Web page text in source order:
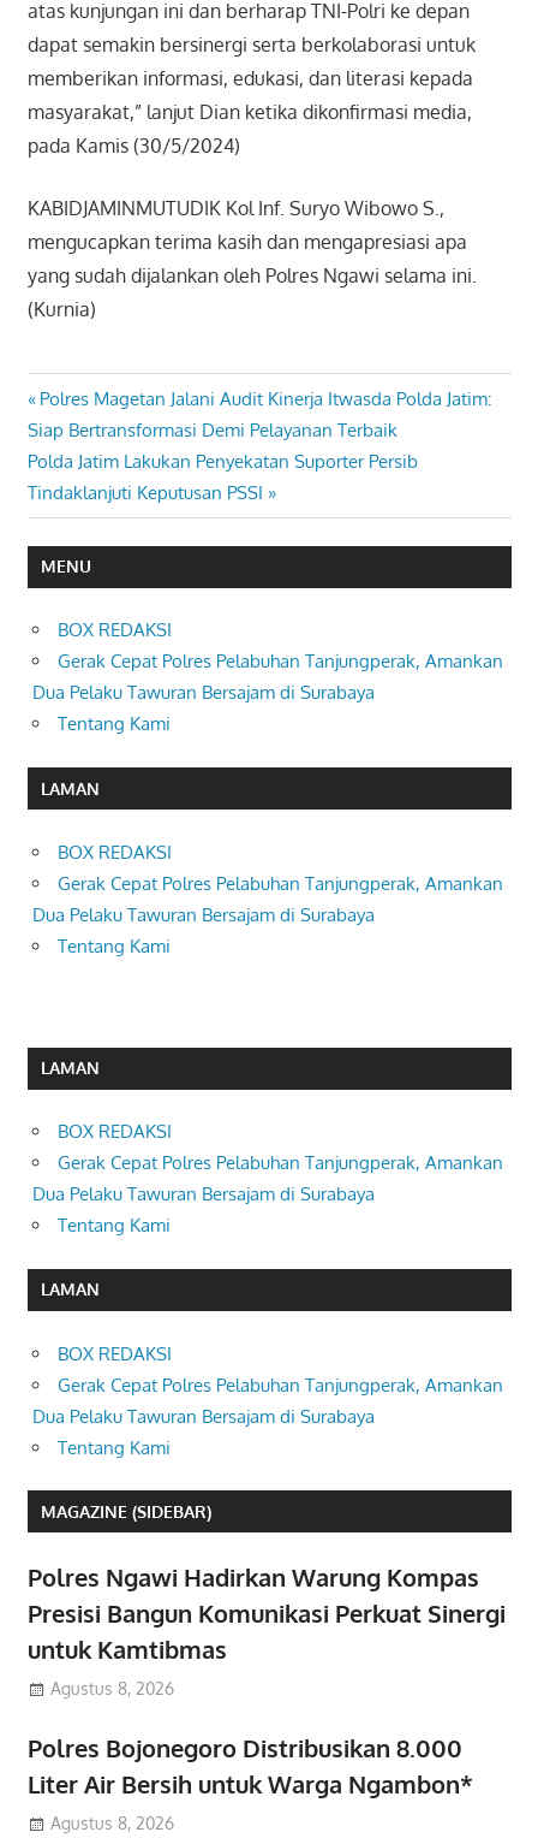
atas kunjungan ini dan berharap TNI-Polri ke depan
dapat semakin bersinergi serta berkolaborasi untuk
memberikan informasi, edukasi, dan literasi kepada
masyarakat,” lanjut Dian ketika dikonfirmasi media,
pada Kamis (30/5/2024)
KABIDJAMINMUTUDIK Kol Inf. Suryo Wibowo S.,
mengucapkan terima kasih dan mengapresiasi apa
yang sudah dijalankan oleh Polres Ngawi selama ini.
(Kurnia)
Navigasi
pos
Previous
Post:
Polres Magetan Jalani Audit Kinerja Itwasda Polda Jatim:
Siap Bertransformasi Demi Pelayanan Terbaik
Next
Post:
Polda Jatim Lakukan Penyekatan Suporter Persib
Tindaklanjuti Keputusan PSSI
MENU
BOX REDAKSI
Gerak Cepat Polres Pelabuhan Tanjungperak, Amankan
Dua Pelaku Tawuran Bersajam di Surabaya
Tentang Kami
LAMAN
BOX REDAKSI
Gerak Cepat Polres Pelabuhan Tanjungperak, Amankan
Dua Pelaku Tawuran Bersajam di Surabaya
Tentang Kami
LAMAN
BOX REDAKSI
Gerak Cepat Polres Pelabuhan Tanjungperak, Amankan
Dua Pelaku Tawuran Bersajam di Surabaya
Tentang Kami
LAMAN
BOX REDAKSI
Gerak Cepat Polres Pelabuhan Tanjungperak, Amankan
Dua Pelaku Tawuran Bersajam di Surabaya
Tentang Kami
MAGAZINE (SIDEBAR)
Polres Ngawi Hadirkan Warung Kompas
Presisi Bangun Komunikasi Perkuat Sinergi
untuk Kamtibmas
Agustus 8, 2026
Polres Bojonegoro Distribusikan 8.000
Liter Air Bersih untuk Warga Ngambon*
Agustus 8, 2026